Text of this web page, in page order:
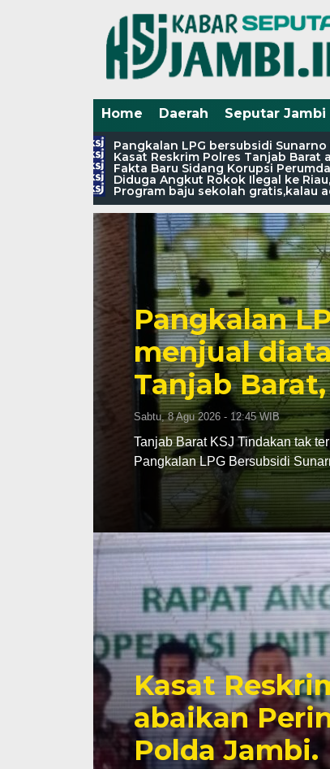
Home Daerah Seputar Jambi
Pangkalan LPG bersubsidi
Kasat Reskrim Polres Tanjab
Fakta Baru Sidang Korupsi
Diduga Angkut Rokok Ilegal ke
Program baju sekolah gratis,kalau
Pangkalan
menjual
Tanjab
Sabtu, 8 Agu 2026 - 12:45 WIB
Tanjab Barat KSJ Tindakan tak
Pangkalan LPG Bersubsidi
Kasat
abaikan
Polda Jambi.